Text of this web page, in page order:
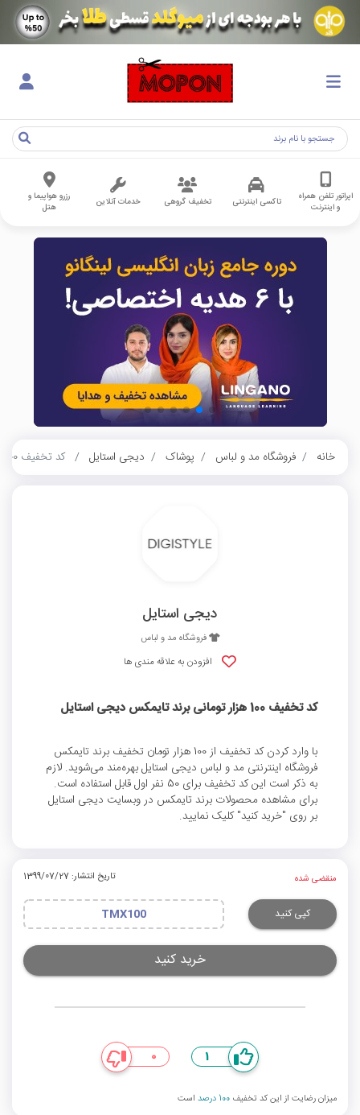
اپراتور تلفن همراه
و اینترنت
تاکسی اینترنتی تخفیف گروهی خدمات آنلاین
رزرو هواپیما و
هتل
خانه فروشگاه مد و لباس پوشاک دیجی استایل کد تخفیف 100 هزار تومانی برند تایمکس دیجی استایل
دیجی استایل
فروشگاه مد و لباس
افزودن به علاقه مندی ها
کد تخفیف 100 هزار تومانی برند تایمکس دیجی استایل
با وارد کردن کد تخفیف از 100 هزار تومان تخفیف برند تایمکس
فروشگاه اینترنتی مد و لباس دیجی استایل بهره‌مند می‌شوید. لازم
به ذکر است این کد تخفیف برای 50 نفر اول قابل استفاده است.
برای مشاهده محصولات برند تایمکس در وبسایت دیجی استایل
بر روی "خرید کنید" کلیک نمایید.
منقضی شده تاریخ انتشار: 1399/07/27
کپی کنید TMX100
خرید کنید
1
0
میزان رضایت از این کد تخفیف 100 درصد است